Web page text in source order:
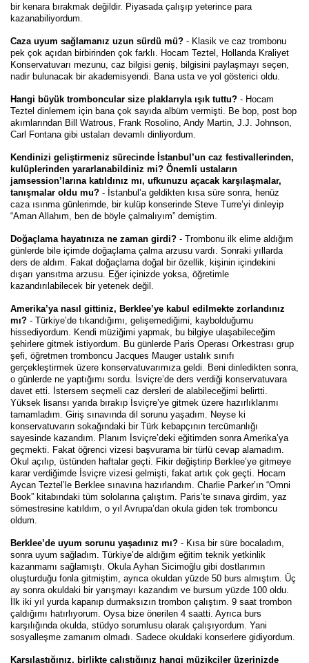
bir kenara bırakmak değildir. Piyasada çalışıp yeterince para
kazanabiliyordum.
Caza uyum sağlamanız uzun sürdü mü? - Klasik ve caz trombonu
pek çok açıdan birbirinden çok farklı. Hocam Teztel, Hollanda Kraliyet
Konservatuvarı mezunu, caz bilgisi geniş, bilgisini paylaşmayı seçen,
nadir bulunacak bir akademisyendi. Bana usta ve yol gösterici oldu.
Hangi büyük tromboncular size plaklarıyla ışık tuttu? - Hocam
Teztel dinlemem için bana çok sayıda albüm vermişti. Be bop, post bop
akımlarından Bill Watrous, Frank Rosolino, Andy Martin, J.J. Johnson,
Carl Fontana gibi ustaları devamlı dinliyordum.
Kendinizi geliştirmeniz sürecinde İstanbul’un caz festivallerinden,
kulüplerinden yararlanabildiniz mi? Önemli ustaların
jamsession’larına katıldınız mı, ufkunuzu açacak karşılaşmalar,
tanışmalar oldu mu? - İstanbul’a geldikten kısa süre sonra, henüz
caza ısınma günlerimde, bir kulüp konserinde Steve Turre’yi dinleyip
“Aman Allahım, ben de böyle çalmalıyım” demiştim.
Doğaçlama hayatınıza ne zaman girdi? - Trombonu ilk elime aldığım
günlerde bile içimde doğaçlama çalma arzusu vardı. Sonraki yıllarda
ders de aldım. Fakat doğaçlama doğal bir özellik, kişinin içindekini
dışarı yansıtma arzusu. Eğer içinizde yoksa, öğretimle
kazandırılabilecek bir yetenek değil.
Amerika’ya nasıl gittiniz, Berklee’ye kabul edilmekte zorlandınız
mı? - Türkiye’de tıkandığımı, gelişemediğimi, kaybolduğumu
hissediyordum. Kendi müziğimi yapmak, bu bilgiye ulaşabileceğim
şehirlere gitmek istiyordum. Bu günlerde Paris Operası Orkestrası grup
şefi, öğretmen tromboncu Jacques Mauger ustalık sınıfı
gerçekleştirmek üzere konservatuvarımıza geldi. Beni dinledikten sonra,
o günlerde ne yaptığımı sordu. İsviçre’de ders verdiği konservatuvara
davet etti. İstersem seçmeli caz dersleri de alabileceğimi belirtti.
Yüksek lisansı yarıda bırakıp İsviçre’ye gitmek üzere hazırlıklarımı
tamamladım. Giriş sınavında dil sorunu yaşadım. Neyse ki
konservatuvarın sokağındaki bir Türk kebapçının tercümanlığı
sayesinde kazandım. Planım İsviçre’deki eğitimden sonra Amerika’ya
geçmekti. Fakat öğrenci vizesi başvurama bir türlü cevap alamadım.
Okul açılıp, üstünden haftalar geçti. Fikir değiştirip Berklee’ye gitmeye
karar verdiğimde İsviçre vizesi gelmişti, fakat artık çok geçti. Hocam
Aycan Teztel’le Berklee sınavına hazırlandım. Charlie Parker’ın “Omni
Book” kitabındaki tüm sololarına çalıştım. Paris’te sınava girdim, yaz
sömestresine katıldım, o yıl Avrupa’dan okula giden tek tromboncu
oldum.
Berklee’de uyum sorunu yaşadınız mı? - Kısa bir süre bocaladım,
sonra uyum sağladım. Türkiye’de aldığım eğitim teknik yetkinlik
kazanmamı sağlamıştı. Okula Ayhan Sicimoğlu gibi dostlarımın
oluşturduğu fonla gitmiştim, ayrıca okuldan yüzde 50 burs almıştım. Üç
ay sonra okuldaki bir yarışmayı kazandım ve bursum yüzde 100 oldu.
İlk iki yıl yurda kapanıp durmaksızın trombon çalıştım. 9 saat trombon
çaldığımı hatırlıyorum. Oysa bize önerilen 4 saatti. Ayrıca burs
karşılığında okulda, stüdyo sorumlusu olarak çalışıyordum. Yani
sosyalleşme zamanım olmadı. Sadece okuldaki konserlere gidiyordum.
Karşılaştığınız, birlikte çalıştığınız hangi müzikçiler üzerinizde